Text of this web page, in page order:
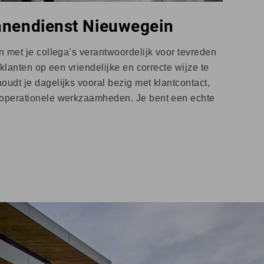
Nieuwegein
met je collega’s verantwoordelijk voor tevreden
op een vriendelijke en correcte wijze te
je dagelijks vooral bezig met klantcontact,
werkzaamheden. Je bent een echte